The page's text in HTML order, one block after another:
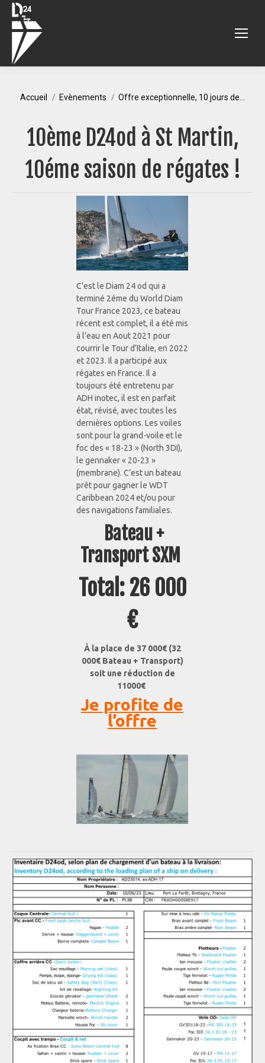
Accueil Evènements Offre exceptionnelle, 10 jours de…
10ème D24od à St Martin,
10éme saison de régates !
C’est le Diam 24 od qui a
terminé 2éme du World Diam
Tour France 2023, ce bateau
récent est complet, il a été mis
à l’eau en Aout 2021 pour
courrir le Tour d’Italie, en 2022
et 2023. Il a participé aux
régates en France. Il a
toujours été entretenu par
ADH inotec, il est en parfait
état, révisé, avec toutes les
dernières options. Les voiles
sont pour la grand-voile et le
foc des « 18-23 » (North 3DI),
le gennaker « 20-23 »
(membrane). C’est un bateau
prêt pour gagner le WDT
Caribbean 2024 et/ou pour
des navigations familiales.
Bateau +
Transport SXM
Total: 26 000
€
À la place de 37 000€ (32
000€ Bateau + Transport)
soit une réduction de
11000€
Je profite de
l’offre